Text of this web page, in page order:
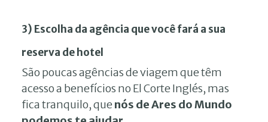
3) Escolha da agência que você fará a sua
reserva de hotel
São poucas agências de viagem que têm
acesso a benefícios no El Corte Inglés, mas
fica tranquilo, quenós de Ares do Mundo